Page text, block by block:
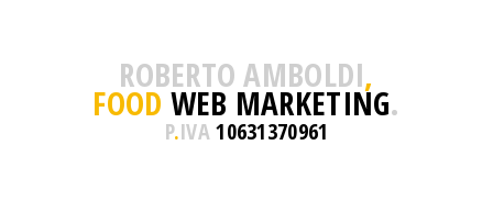
ROBERTO AMBOLDI,
FOOD WEB MARKETING.
P.IVA10631370961